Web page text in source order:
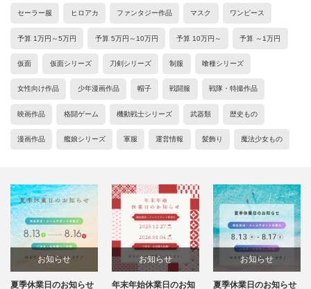
セーラー服 ヒロアカ ファンタジー作品 マスク ワンピース
予算 1万円～5万円 予算 5万円～10万円 予算 10万円～ 予算 ～1万円
仮面 仮面シリーズ 刀剣シリーズ 制服 喰種シリーズ
女性向け作品 少年漫画作品 帽子 戦闘服 戦隊・特撮作品
映画作品 格闘ゲーム 機動戦士シリーズ 武器類 歴史もの
漫画作品 艦娘シリーズ 軍服 運営情報 髪飾り 魔法少女もの
お知らせ
年末年始休業日のお知
お知らせ
夏季休業日のお知らせ
お知らせ
年末年始休業日のお知